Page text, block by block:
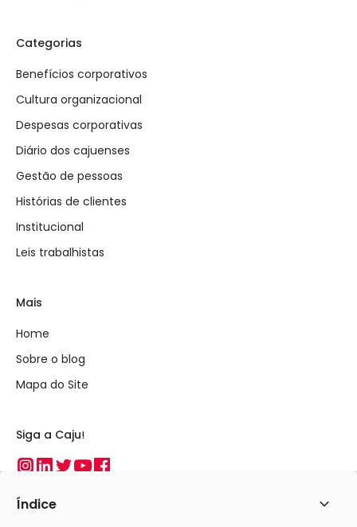
Índice
Categorias
Benefícios corporativos
Cultura organizacional
Despesas corporativas
Diário dos cajuenses
Gestão de pessoas
Histórias de clientes
Institucional
Leis trabalhistas
Mais
Home
Sobre o blog
Mapa do Site
Siga a Caju!
Instagram
Linkedin
TwitterYoutubeFacebook